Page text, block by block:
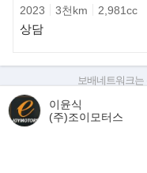
을 사용하지만, 성능 향상
외관과 실내 디자인, 소재,
2023 3천km 2,981cc
상담
이윤식
(주)조이모터스
보배네트워크는
판매자가 직접 등록한 내
차량 구매 시 차량등
차대번호 조